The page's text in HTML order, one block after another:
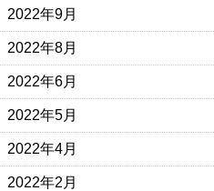
2022年9月
2022年8月
2022年6月
2022年5月
2022年4月
2022年2月